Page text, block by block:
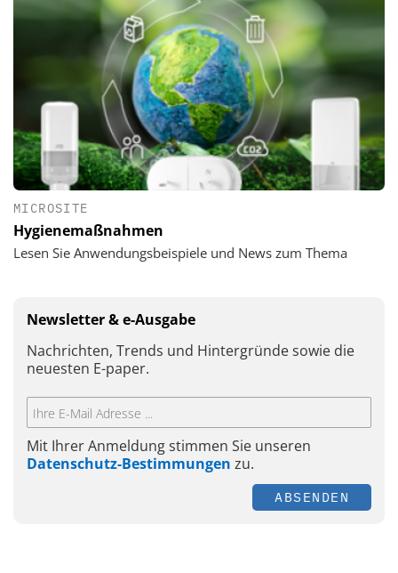
MICROSITE
Hygienemaßnahmen
Lesen Sie Anwendungsbeispiele und News zum Thema
Newsletter & e-Ausgabe
Nachrichten, Trends und Hintergründe sowie die
neuesten E-paper.
Mit Ihrer Anmeldung stimmen Sie unseren
Datenschutz-Bestimmungen zu.
ABSENDEN